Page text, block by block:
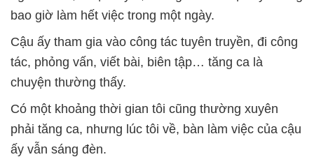
bao giờ làm hết việc trong một ngày.
Cậu ấy tham gia vào công tác tuyên truyền, đi công
tác, phỏng vấn, viết bài, biên tập… tăng ca là
chuyện thường thấy.
Có một khoảng thời gian tôi cũng thường xuyên
phải tăng ca, nhưng lúc tôi về, bàn làm việc của cậu
ấy vẫn sáng đèn.